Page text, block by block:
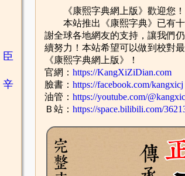
臣
辛
《康熙字典網上版》歡迎您！
本站推出《康熙字典》已有十
謝全球各地網友的支持，讓我們
續努力！本站希望可以做到校對
《康熙字典網上版》！
官網： https://KangXiZiDian.com
臉書： https://facebook.com/kangxicj
油管： https://youtube.com/
Ｂ站： https://space.bilibili.com/